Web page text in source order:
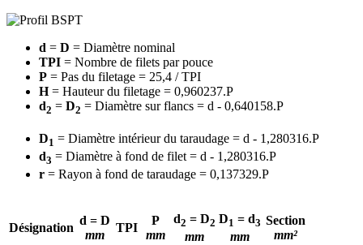
d = D = Diamètre nominal
TPI = Nombre de filets par pouce
P = Pas du filetage = 25,4 / TPI
H= Hauteur du filetage = 0,960237.P
d2 = D2 = Diamètre sur flancs = d - 0,640158.P
D1 = Diamètre intérieur du taraudage = d - 1,280316.P
d3 = Diamètre à fond de filet = d - 1,280316.P
r = Rayon à fond de taraudage = 0,137329.P
Désignation
d = D
mm
TPI
P
mm
d2 = D2
mm
D1 = d3
mm
Section
mm²